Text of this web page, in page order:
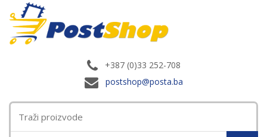
+387 (0)33 252-708
postshop@posta.ba